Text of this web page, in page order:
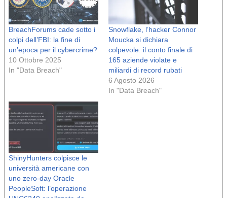
BreachForums cade sotto i
colpi dell’FBI: la fine di
un’epoca per il cybercrime?
10 Ottobre 2025
In "Data Breach"
Snowflake, l’hacker Connor
Moucka si dichiara
colpevole: il conto finale di
165 aziende violate e
miliardi di record rubati
6 Agosto 2026
In "Data Breach"
ShinyHunters colpisce le
università americane con
uno zero-day Oracle
PeopleSoft: l’operazione